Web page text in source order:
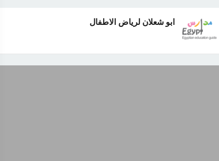
ابو شعلان لرياض الاطفال